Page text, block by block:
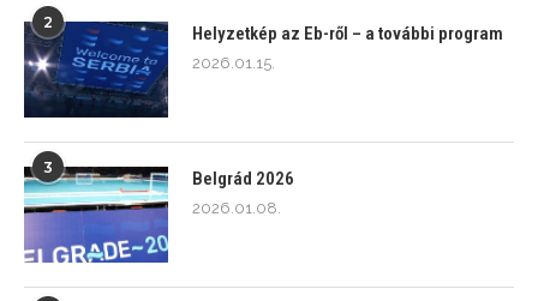
2
Helyzetkép az Eb-ről – a további program
2026.01.15.
3
Belgrád 2026
2026.01.08.